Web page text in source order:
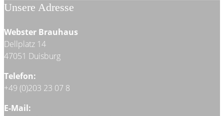
Unsere Adresse
Webster Brauhaus
Dellplatz 14
47051 Duisburg
Telefon:
+49 (0)203 23 07 8
E-Mail: